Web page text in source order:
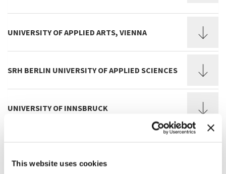
This website uses cookies
UNIVERSITY OF APPLIED ARTS, VIENNA
SRH BERLIN UNIVERSITY OF APPLIED SCIENCES
UNIVERSITY OF INNSBRUCK